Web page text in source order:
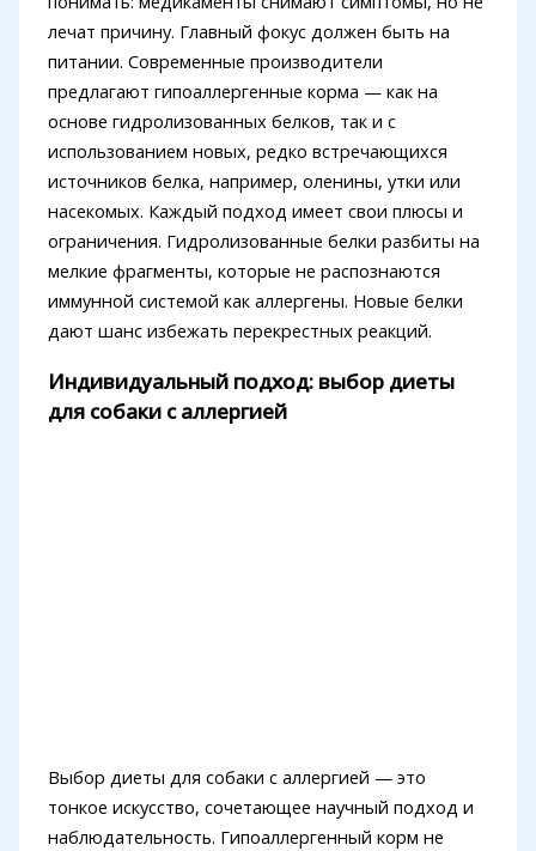
лечат причину. Главный фокус должен быть на
питании. Современные производители
предлагают гипоаллергенные корма — как на
основе гидролизованных белков, так и с
использованием новых, редко встречающихся
источников белка, например, оленины, утки или
насекомых. Каждый подход имеет свои плюсы и
ограничения. Гидролизованные белки разбиты на
мелкие фрагменты, которые не распознаются
иммунной системой как аллергены. Новые белки
дают шанс избежать перекрестных реакций.
Индивидуальный подход: выбор диеты
для собаки с аллергией
Выбор диеты для собаки с аллергией — это
тонкое искусство, сочетающее научный подход и
наблюдательность. Гипоаллергенный корм не